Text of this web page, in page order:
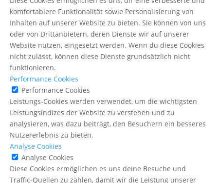
komfortablere Funktionalität sowie Personalisierung von
Inhalten auf unserer Website zu bieten. Sie können von uns
oder von Drittanbietern, deren Dienste wir auf unserer
Website nutzen, eingesetzt werden. Wenn du diese Cookies
nicht zulässt, können diese Dienste grundsätzlich nicht
funktionieren.
Performance Cookies
Performance Cookies
Leistungs-Cookies werden verwendet, um die wichtigsten
Leistungsindizes der Website zu verstehen und zu
analysieren, was dazu beiträgt, den Besuchern ein besseres
Nutzererlebnis zu bieten.
Analyse Cookies
Analyse Cookies
Diese Cookies ermöglichen es uns deine Besuche und
Traffic-Quellen zu zählen, damit wir die Leistung unserer